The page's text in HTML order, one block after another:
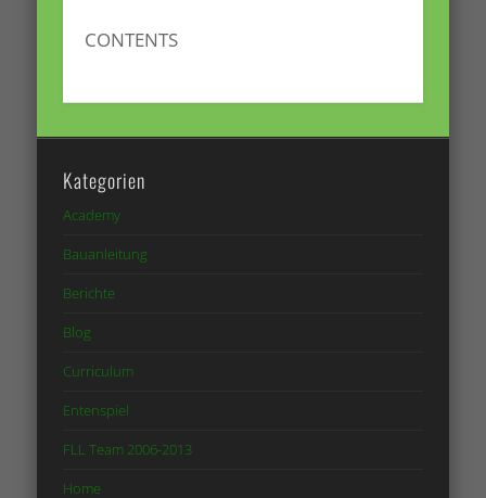
CONTENTS
Kategorien
Academy
Bauanleitung
Berichte
Blog
Curriculum
Entenspiel
FLL Team 2006-2013
Home